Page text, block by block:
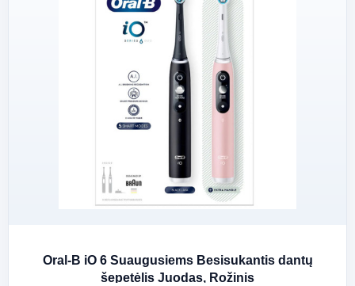
Oral-B iO 6 Suaugusiems Besisukantis dantų
šepetėlis Juodas, Rožinis